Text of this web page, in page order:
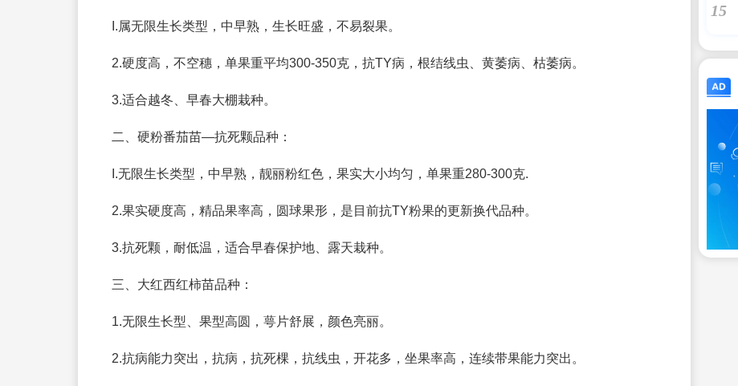
I.属无限生长类型，中早熟，生长旺盛，不易裂果。
2.硬度高，不空穗，单果重平均300-350克，抗TY病，根结线虫、黄萎病、枯萎病。
3.适合越冬、早春大棚栽种。
二、硬粉番茄苗—抗死颗品种：
I.无限生长类型，中早熟，靓丽粉红色，果实大小均匀，单果重280-300克.
2.果实硬度高，精品果率高，圆球果形，是目前抗TY粉果的更新换代品种。
3.抗死颗，耐低温，适合早春保护地、露天栽种。
三、大红西红柿苗品种：
1.无限生长型、果型高圆，萼片舒展，颜色亮丽。
2.抗病能力突出，抗病，抗死棵，抗线虫，开花多，坐果率高，连续带果能力突出。
15